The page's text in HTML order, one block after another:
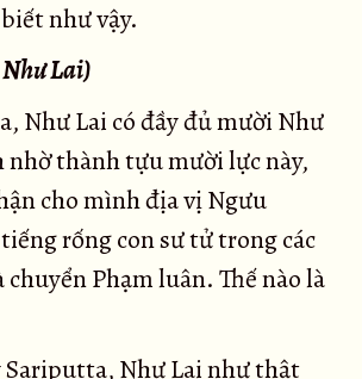
như vậy.
Lai)
Như Lai có đầy đủ mười Như
nhờ thành tựu mười lực này,
cho mình địa vị Ngưu
rống con sư tử trong các
Phạm luân. Thế nào là
Sariputta, Như Lai như thật